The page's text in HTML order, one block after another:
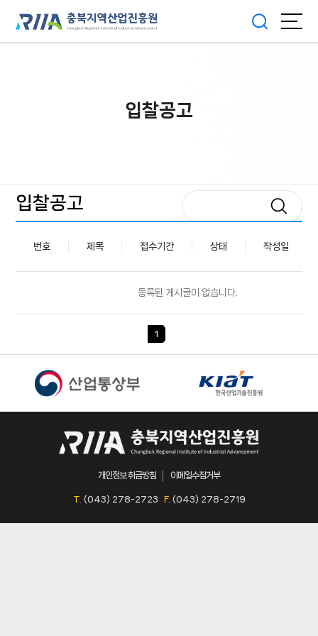
입찰공고
입찰공고
번호 제목 접수기간 상태 작성일
등록된 게시글이 없습니다.
1
개인정보 취급방침 이메일수집거부
T. (043) 278-2723 F. (043) 278-2719